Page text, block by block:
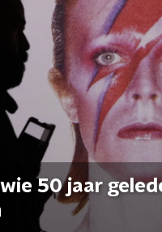
50 jaar